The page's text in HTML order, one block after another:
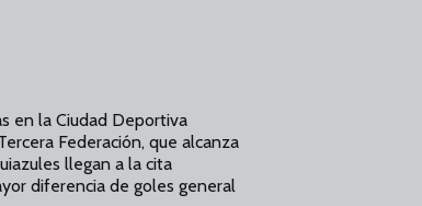
en la Ciudad Deportiva
Federación, que alcanza
llegan a la cita
diferencia de goles general